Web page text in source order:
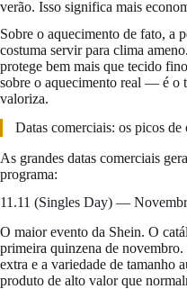
verão. Isso significa mais
Sobre o aquecimento de fato, a
costuma servir para clima
protege bem mais que tecido
sobre o aquecimento real — é o
valoriza.
Datas comerciais: os picos de
As grandes datas comerciais
programa:
11.11 (Singles Day) —
O maior evento da Shein. O
primeira quinzena de
extra e a variedade de tamanho
produto de alto valor que